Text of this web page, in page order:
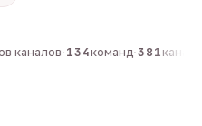
каналов·134команд·381